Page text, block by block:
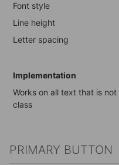
Font style
Line height
Letter spacing
Implementation
Works on all text that is
class
PRIMARY BUTTON